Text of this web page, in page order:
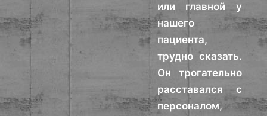
или главной у
нашего
пациента,
трудно сказать.
Он трогательно
расставался с
персоналом,